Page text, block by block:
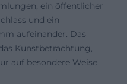
ein öffentlicher
und ein
aufeinander. Das
Kunstbetrachtung,
auf besondere Weise